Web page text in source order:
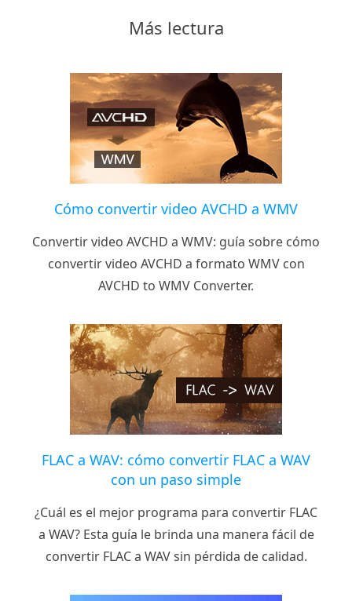
Más lectura
Cómo convertir video AVCHD a WMV
Convertir video AVCHD a WMV: guía sobre cómo
convertir video AVCHD a formato WMV con
AVCHD to WMV Converter.
FLAC a WAV: cómo convertir FLAC a WAV
con un paso simple
¿Cuál es el mejor programa para convertir FLAC
a WAV? Esta guía le brinda una manera fácil de
convertir FLAC a WAV sin pérdida de calidad.